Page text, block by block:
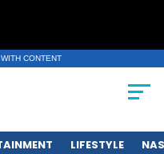
CONTENT
LIFESTYLE